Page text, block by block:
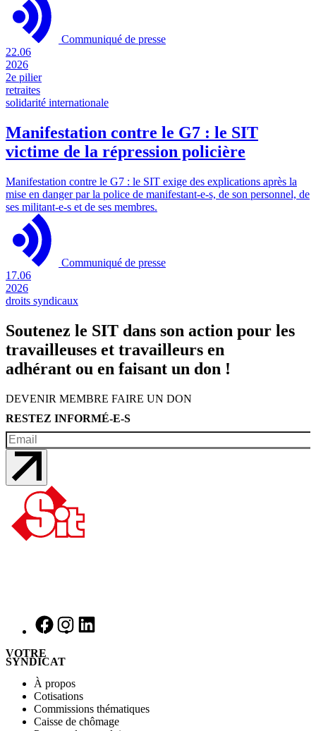
Communiqué de presse
22.06
2026
2e pilier
retraites
solidarité internationale
Manifestation contre le G7 : le SIT
victime de la répression policière
Manifestation contre le G7 : le SIT exige des explications après la
mise en danger par la police de manifestant-e-s, de son personnel, de
ses militant-e-s et de ses membres.
Communiqué de presse
17.06
2026
droits syndicaux
Soutenez le SIT dans son action pour les
travailleuses et travailleurs en
adhérant ou en faisant un don !
DEVENIR MEMBRE FAIRE UN DON
RESTEZ INFORMÉ-E-S
VOTRE
SYNDICAT
À propos
Cotisations
Commissions thématiques
Caisse de chômage